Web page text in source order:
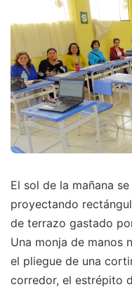
El sol de la mañana
proyectando
de terrazo gastado
Una monja de manos
el pliegue de una
corredor, el estrépito